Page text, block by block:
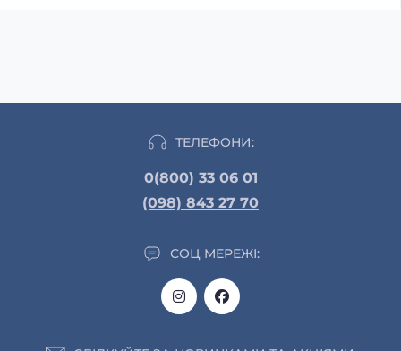
ТЕЛЕФОНИ:
0(800) 33 06 01
(098) 843 27 70
СОЦ МЕРЕЖІ: